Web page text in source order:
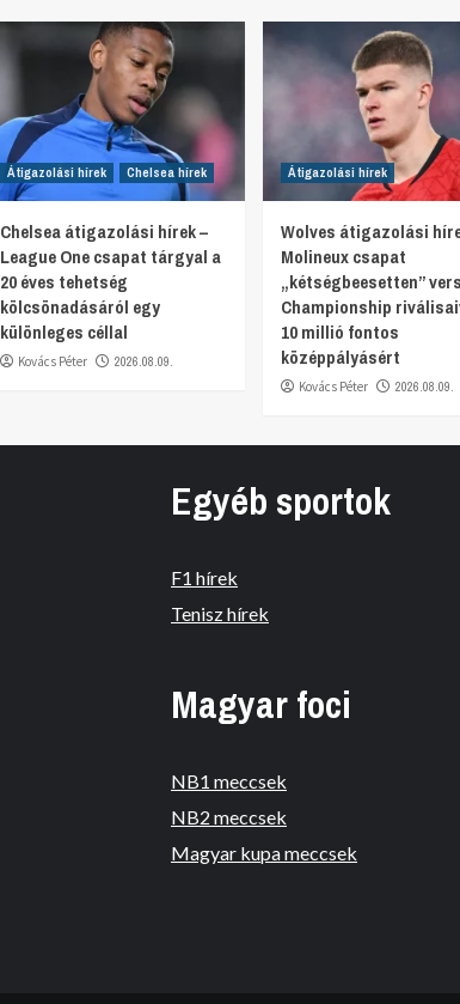
Átigazolási hírek Chelsea hírek
Chelsea átigazolási hírek –
League One csapat tárgyal a
20 éves tehetség
kölcsönadásáról egy
különleges céllal
Kovács Péter 2026.08.09.
Átigazolási hírek
Wolves átigazolási
Molineux csapat
„kétségbeesetten”
Championship
10 millió fontos
középpályásért
Kovács Péter 2026.08.09.
Egyéb sportok
F1 hírek
Tenisz hírek
Magyar foci
NB1 meccsek
NB2 meccsek
Magyar kupa meccsek